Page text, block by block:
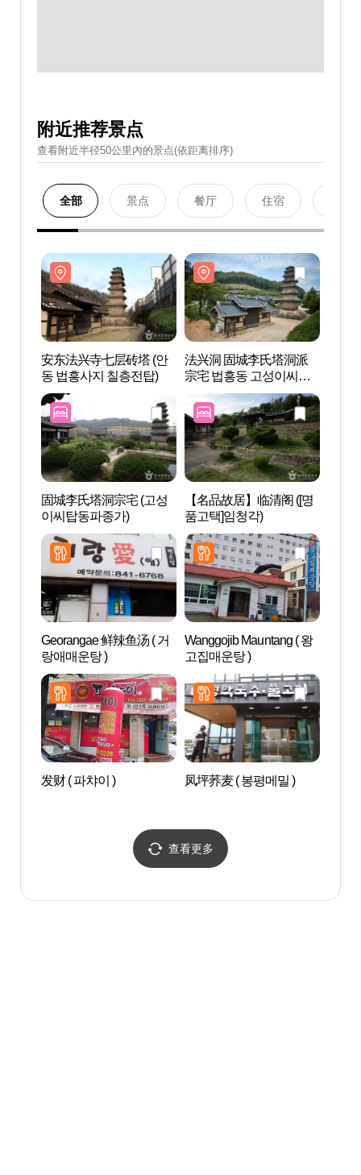
附近推荐景点
查看附近半径50公里內的景点(依距离排序)
全部 景点 餐厅 住宿
安东法兴寺七层砖塔 (안
동 법흥사지 칠층전탑)
法兴洞 固城李氏塔洞派
宗宅 법흥동 고성이씨탑
동파종택
固城李氏塔洞宗宅 (고성
이씨탑동파종가)
【名品故居】临清阁 ([명
품고택]임청각)
Georangae 鲜辣鱼汤 ( 거
랑애매운탕 )
Wanggojib Mauntang ( 왕
고집매운탕 )
发财 ( 파챠이 ) 凤坪荞麦 ( 봉평메밀 )
查看更多